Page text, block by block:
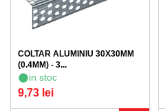
COLTAR ALUMINIU 30X30MM
(0.4MM) - 3...
in stoc
9,73 lei